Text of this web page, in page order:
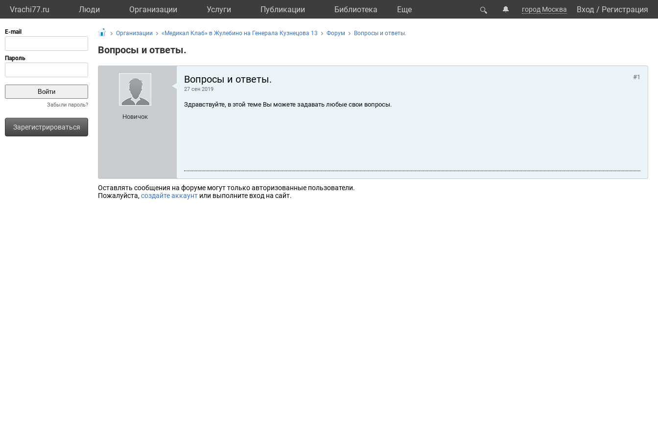
Vrachi77.ru Люди Организации Услуги Публикации Библиотека Eще 🔍 🔔 город Москва Вход / Регистрация
Забыли пароль?
Зарегистрироваться
Организации «Медикал Клаб» в Жулебино на Генерала Кузнецова 13 Форум Вопросы и ответы.
Вопросы и ответы.
Новичок
Вопросы и ответы.
27 сен 2019
#1
Здравствуйте, в этой теме Вы можете задавать любые свои вопросы.
Оставлять сообщения на форуме могут только авторизованные пользователи.
Пожалуйста, создайте аккаунт или выполните вход на сайт.